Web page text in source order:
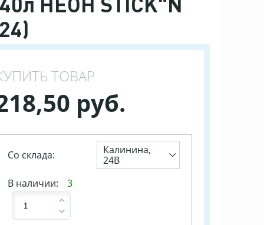
ТОВАР
руб.
Со склада:
Калинина,
24В
В наличии:
3